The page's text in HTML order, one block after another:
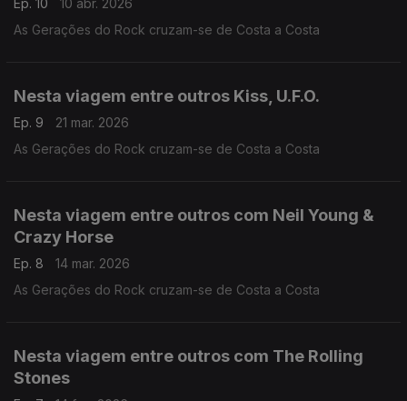
Ep. 10
10 abr. 2026
As Gerações do Rock cruzam-se de Costa a Costa
Nesta viagem entre outros Kiss, U.F.O.
Ep. 9
21 mar. 2026
As Gerações do Rock cruzam-se de Costa a Costa
Nesta viagem entre outros com Neil Young &
Crazy Horse
Ep. 8
14 mar. 2026
As Gerações do Rock cruzam-se de Costa a Costa
Nesta viagem entre outros com The Rolling
Stones